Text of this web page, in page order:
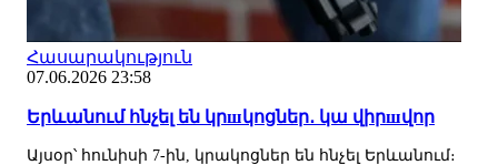
Հասարակություն
07.06.2026 23:58
Երևանում հնչել են կրшկոցներ․ կա վիրшվոր
Այսօր՝ հունիսի 7-ին, կրակոցներ են հնչել Երևանում։